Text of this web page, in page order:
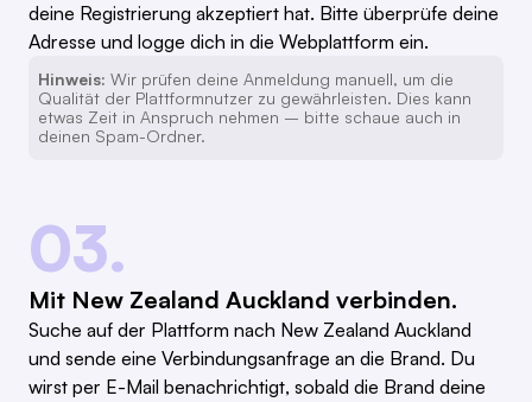
deine Registrierung akzeptiert hat. Bitte überprüfe deine
Adresse und logge dich in die Webplattform ein.
Hinweis: Wir prüfen deine Anmeldung manuell, um die
Qualität der Plattformnutzer zu gewährleisten. Dies kann
etwas Zeit in Anspruch nehmen – bitte schaue auch in
deinen Spam-Ordner.
03.
Mit New Zealand Auckland verbinden.
Suche auf der Plattform nach New Zealand Auckland
und sende eine Verbindungsanfrage an die Brand. Du
wirst per E-Mail benachrichtigt, sobald die Brand deine